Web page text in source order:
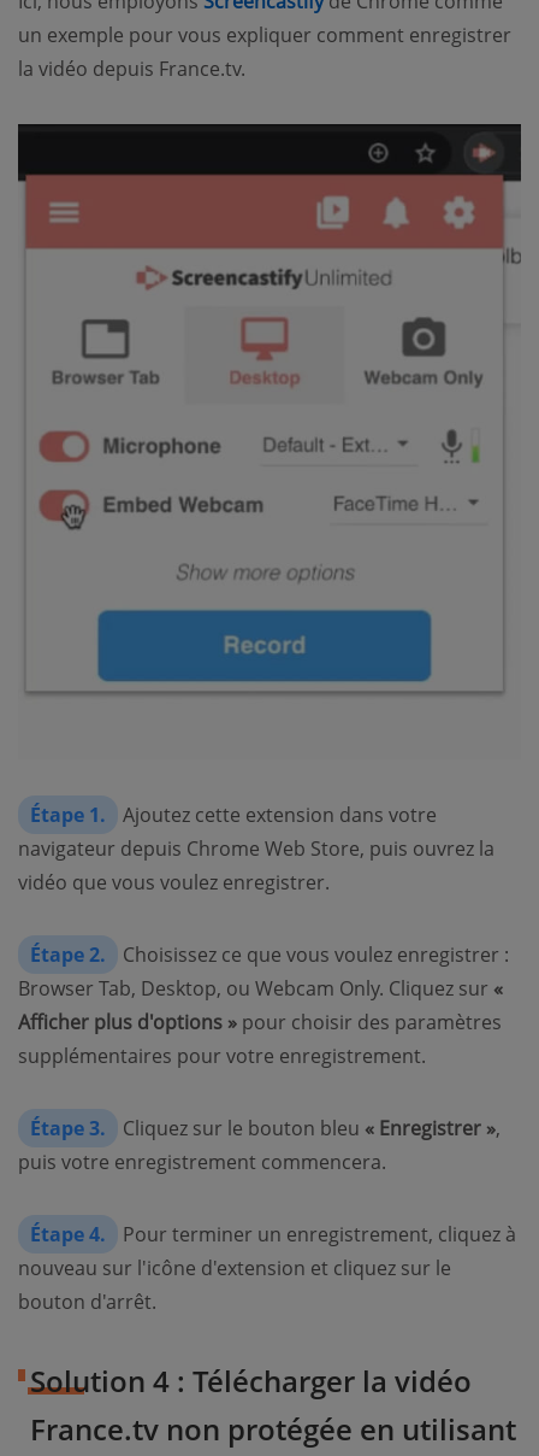
un exemple pour vous expliquer comment enregistrer
la vidéo depuis France.tv.
Étape 1.
Ajoutez cette extension dans votre
navigateur depuis Chrome Web Store, puis ouvrez la
vidéo que vous voulez enregistrer.
Étape 2.
Choisissez ce que vous voulez enregistrer :
Browser Tab, Desktop, ou Webcam Only. Cliquez sur «
Afficher plus d'options » pour choisir des paramètres
supplémentaires pour votre enregistrement.
Étape 3. Cliquez sur le bouton bleu « Enregistrer »,
puis votre enregistrement commencera.
Étape 4.
Pour terminer un enregistrement, cliquez à
nouveau sur l'icône d'extension et cliquez sur le
bouton d'arrêt.
Solution 4 : Télécharger la vidéo
France.tv non protégée en utilisant